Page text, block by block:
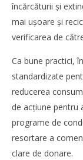
încărcăturii și
mai ușoare și
verificarea de
Ca bune practici,
standardizate
reducerea
de acţiune pentru
programe de
resortare a
clare de donare.